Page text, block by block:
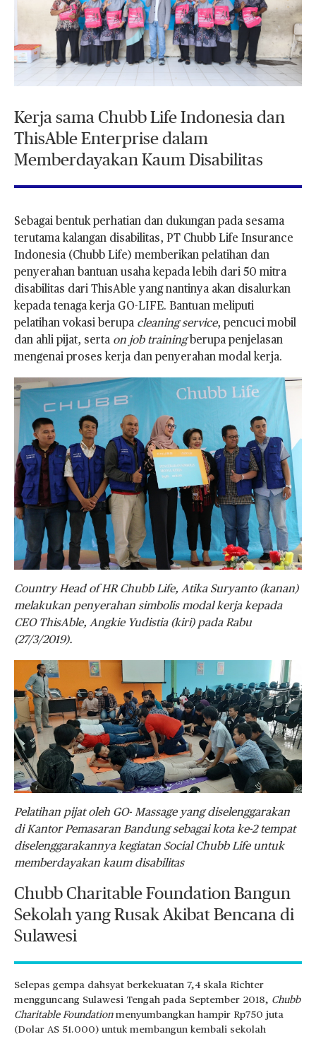
Kerja sama Chubb Life Indonesia dan
ThisAble Enterprise dalam
Memberdayakan Kaum Disabilitas
Sebagai bentuk perhatian dan dukungan pada sesama
terutama kalangan disabilitas, PT Chubb Life Insurance
Indonesia (Chubb Life) memberikan pelatihan dan
penyerahan bantuan usaha kepada lebih dari 50 mitra
disabilitas dari ThisAble yang nantinya akan disalurkan
kepada tenaga kerja GO-LIFE. Bantuan meliputi
pelatihan vokasi berupa cleaning service, pencuci mobil
dan ahli pijat, serta on job trainingberupa penjelasan
mengenai proses kerja dan penyerahan modal kerja.
Country Head of HR Chubb Life, Atika Suryanto (kanan)
melakukan penyerahan simbolis modal kerja kepada
CEO ThisAble, Angkie Yudistia (kiri) pada Rabu
(27/3/2019).
Pelatihan pijat oleh GO- Massage yang diselenggarakan
di Kantor Pemasaran Bandung sebagai kota ke-2 tempat
diselenggarakannya kegiatan Social Chubb Life untuk
memberdayakan kaum disabilitas
Chubb Charitable Foundation Bangun
Sekolah yang Rusak Akibat Bencana di
Sulawesi
Selepas gempa dahsyat berkekuatan 7,4 skala Richter
mengguncang Sulawesi Tengah pada September 2018, Chubb
Charitable Foundationmenyumbangkan hampir Rp750 juta
(Dolar AS 51.000) untuk membangun kembali sekolah